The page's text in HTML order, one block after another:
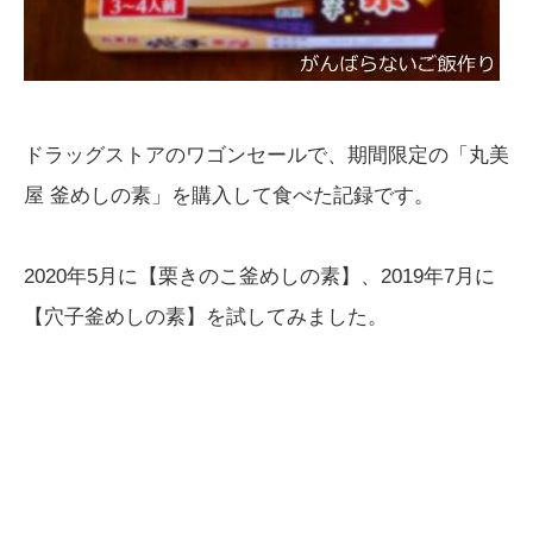
ドラッグストアのワゴンセールで、期間限定の「丸美
屋 釜めしの素」を購入して食べた記録です。
2020年5月に【栗きのこ釜めしの素】、2019年7月に
【穴子釜めしの素】を試してみました。